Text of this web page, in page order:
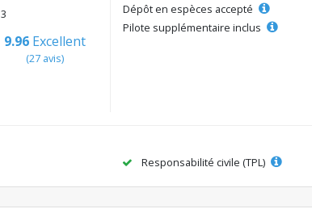
3
9.96 Excellent
(27 avis)
Dépôt en espèces accepté
Pilote supplémentaire inclus
Responsabilité civile (TPL)